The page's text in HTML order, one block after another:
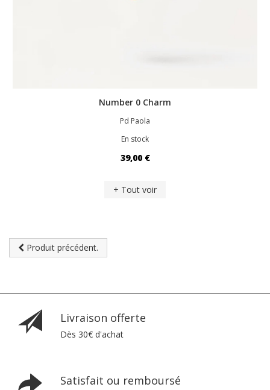
Number 0 Charm
Pd Paola
En stock
39,00 €
+ Tout voir
Produit précédent.
Livraison offerte
Dès 30€ d'achat
Satisfait ou remboursé